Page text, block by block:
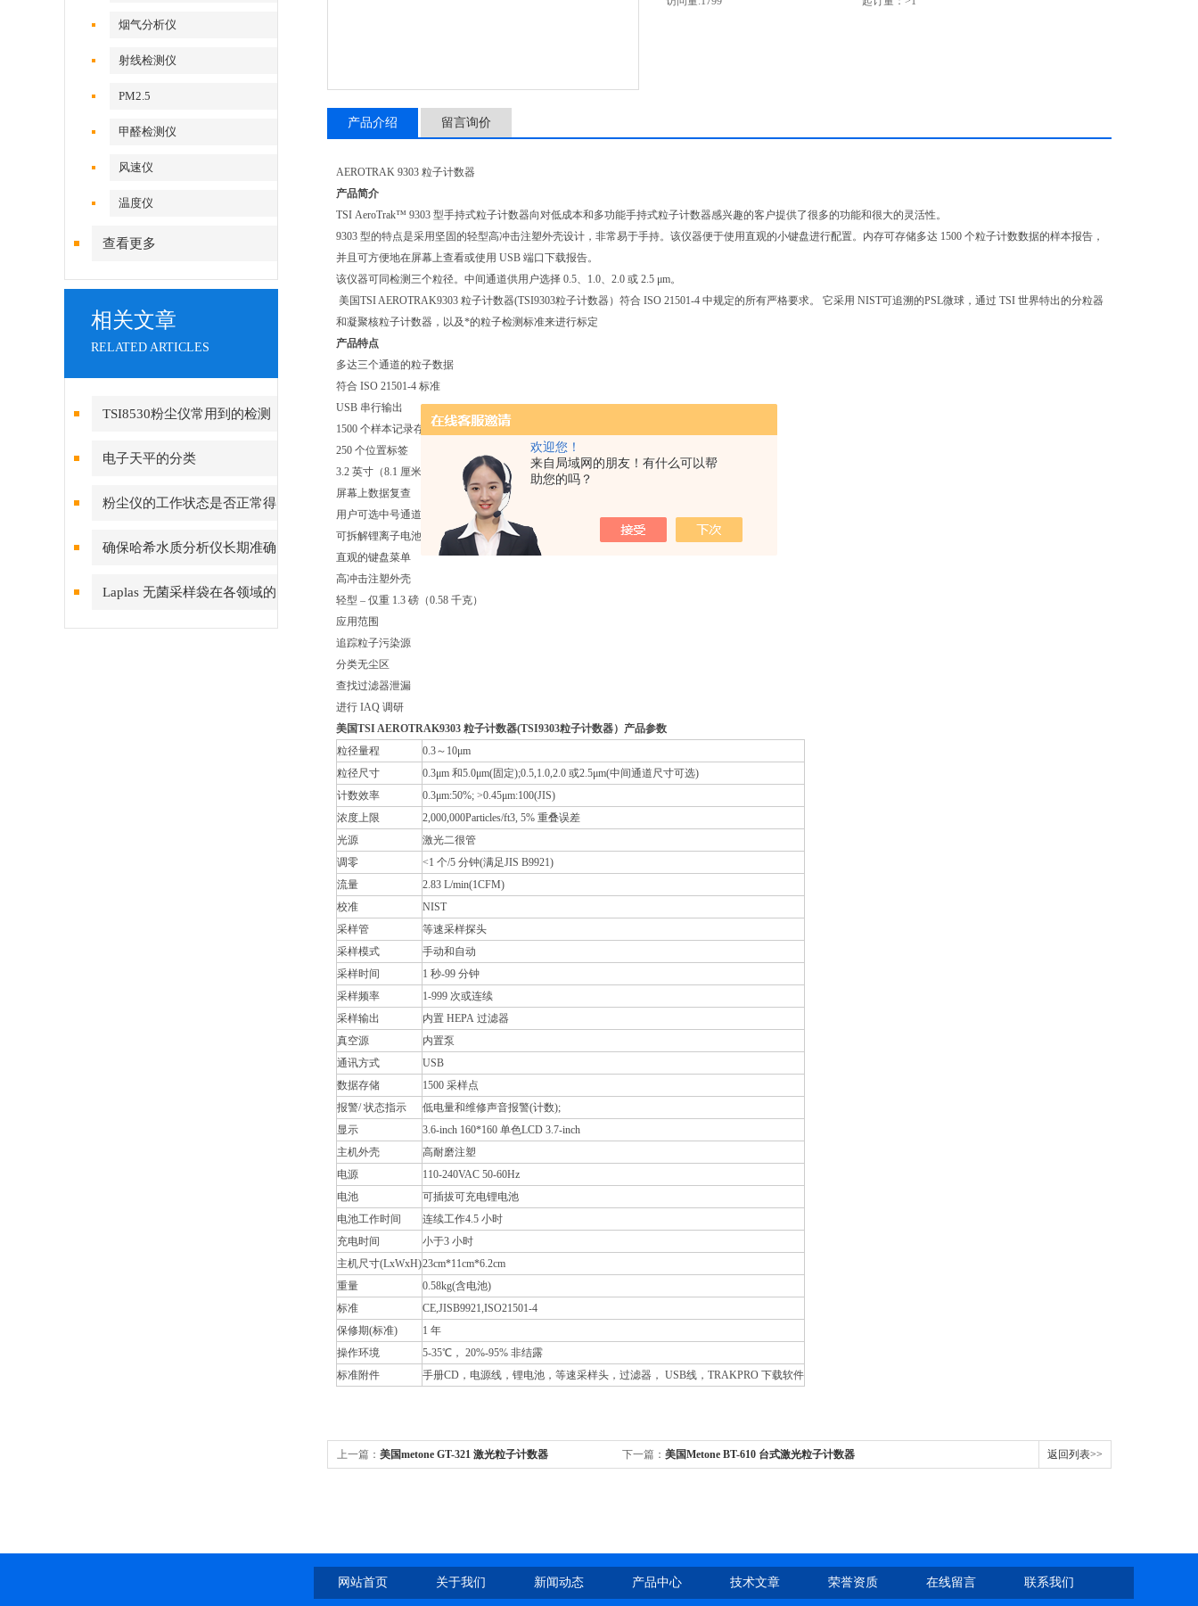
欢迎您！
来自局域网的朋友！有什么可以帮
助您的吗？
烟气分析仪
射线检测仪
PM2.5
甲醛检测仪
风速仪
温度仪
查看更多
相关文章
RELATED ARTICLES
TSI8530粉尘仪常用到的检测
技术有哪些?
电子天平的分类
粉尘仪的工作状态是否正常得
看这些方面
确保哈希水质分析仪长期准确
读数的要点
Laplas 无菌采样袋在各领域的
应用价值
产品介绍 留言询价
AEROTRAK 9303 粒子计数器
产品简介
TSI AeroTrak™ 9303 型手持式粒子计数器向对低成本和多功能手持式粒子计数器感兴趣的客户提供了很多的功能和很大的灵活性。
9303 型的特点是采用坚固的轻型高冲击注塑外壳设计，非常易于手持。该仪器便于使用直观的小键盘进行配置。内存可存储多达 1500 个粒子计数数据的样本报告，
并且可方便地在屏幕上查看或使用 USB 端口下载报告。
该仪器可同检测三个粒径。中间通道供用户选择 0.5、1.0、2.0 或 2.5 μm。
美国TSI AEROTRAK9303 粒子计数器(TSI9303粒子计数器）符合 ISO 21501-4 中规定的所有严格要求。 它采用 NIST可追溯的PSL微球，通过 TSI 世界特出的分粒器
和凝聚核粒子计数器，以及*的粒子检测标准来进行标定
产品特点
多达三个通道的粒子数据
符合 ISO 21501-4 标准
USB 串行输出
1500 个样本记录存储
250 个位置标签
3.2 英寸（8.1 厘米）大尺寸显示屏
屏幕上数据复查
用户可选中号通道
可拆解锂离子电池
直观的键盘菜单
高冲击注塑外壳
轻型 – 仅重 1.3 磅（0.58 千克）
应用范围
追踪粒子污染源
分类无尘区
查找过滤器泄漏
进行 IAQ 调研
美国TSI AEROTRAK9303 粒子计数器(TSI9303粒子计数器） 产品参数
粒径量程
0.3～10μm
粒径尺寸
0.3μm 和5.0μm(固定);0.5,1.0,2.0 或2.5μm(中间通道尺寸可选)
计数效率
0.3μm:50%; >0.45μm:100(JIS)
浓度上限
2,000,000Particles/ft3, 5% 重叠误差
光源
激光二很管
调零
<1 个/5 分钟(满足JIS B9921)
流量
2.83 L/min(1CFM)
校准
NIST
采样管
等速采样探头
采样模式
手动和自动
采样时间
1 秒-99 分钟
采样频率
1-999 次或连续
采样输出
内置 HEPA 过滤器
真空源
内置泵
通讯方式
USB
数据存储
1500 采样点
报警/ 状态指示
低电量和维修声音报警(计数);
显示
3.6-inch 160*160 单色LCD 3.7-inch
主机外壳
高耐磨注塑
电源
110-240VAC 50-60Hz
电池
可插拔可充电锂电池
电池工作时间
连续工作4.5 小时
充电时间
小于3 小时
主机尺寸(LxWxH)23cm*11cm*6.2cm
重量
0.58kg(含电池)
标准
CE,JISB9921,ISO21501-4
保修期(标准)
1 年
操作环境
5-35℃， 20%-95% 非结露
标准附件
手册CD，电源线，锂电池，等速采样头，过滤器， USB线，TRAKPRO 下载软件
上一篇： 美国metone GT-321 激光粒子计数器 下一篇： 美国Metone BT-610 台式激光粒子计数器 返回列表>>
网站首页 关于我们 新闻动态 产品中心 技术文章 荣誉资质 在线留言 联系我们